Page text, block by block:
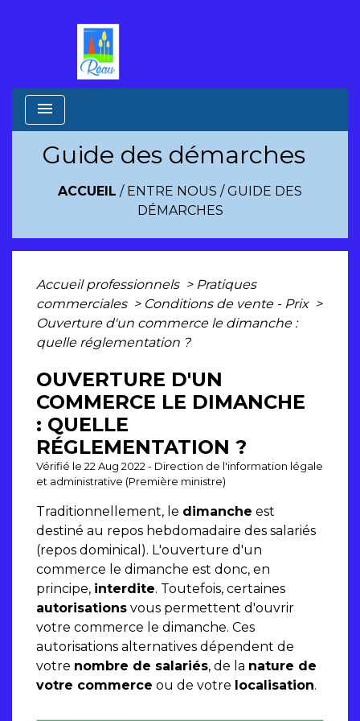
menu
Guide des démarches
ACCUEIL / ENTRE NOUS /GUIDE DES
DÉMARCHES
Accueil professionnels > Pratiques
commerciales > Conditions de vente - Prix >
Ouverture d'un commerce le dimanche :
quelle réglementation ?
OUVERTURE D'UN
COMMERCE LE DIMANCHE
: QUELLE
RÉGLEMENTATION ?
Vérifié le 22 Aug 2022 - Direction de l'information légale
et administrative (Première ministre)
Traditionnellement, le dimanche est
destiné au repos hebdomadaire des salariés
(repos dominical). L'ouverture d'un
commerce le dimanche est donc, en
principe, interdite. Toutefois, certaines
autorisations vous permettent d'ouvrir
votre commerce le dimanche. Ces
autorisations alternatives dépendent de
votre nombre de salariés, de la nature de
votre commerce ou de votre localisation.